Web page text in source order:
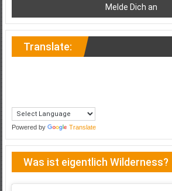
Translate:
Powered by Translate
Was ist eigentlich Wilderness?